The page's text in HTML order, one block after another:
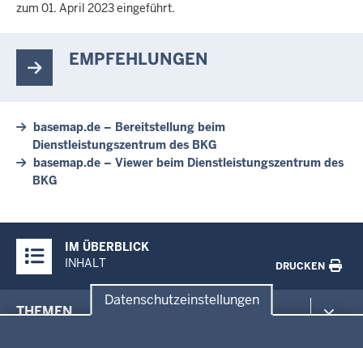
Datenschutzeinstellungen
zum 01. April 2023 eingeführt.
EMPFEHLUNGEN
basemap.de – Bereitstellung beim
Dienstleistungszentrum des BKG
basemap.de – Viewer beim Dienstleistungszentrum des
BKG
Inhalte
IM ÜBERBLICK
INHALT
DRUCKEN
in
THEMEN